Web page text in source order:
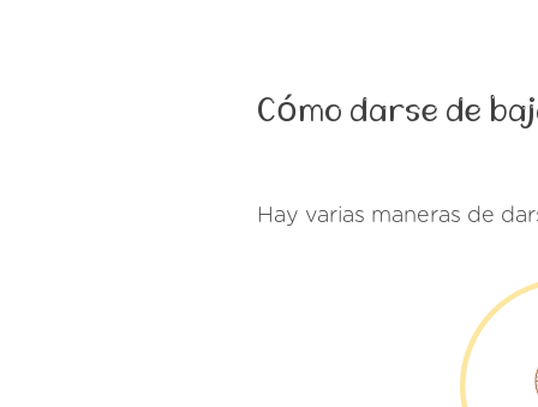
Cómo darse de
Hay varias maneras de